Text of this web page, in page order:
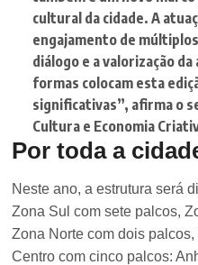
cultural da cidade. A
engajamento de
diálogo e a valorização
formas colocam esta
significativas”, afirma o
Cultura e Economia
Por toda a
Neste ano, a estrutura será
Zona Sul com sete palcos,
Zona Norte com dois
Centro com cinco palcos: